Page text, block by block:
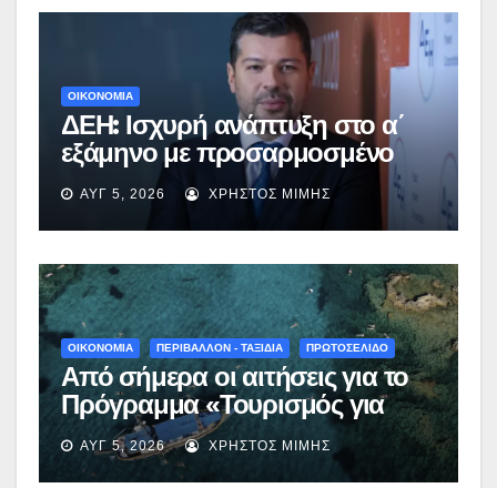
ΟΙΚΟΝΟΜΙΑ
ΔΕΗ: Ισχυρή ανάπτυξη στο α΄
εξάμηνο με προσαρμοσμένο
EBITDA στα €1,2 δισ.
ΑΥΓ 5, 2026 ΧΡΉΣΤΟΣ ΜΊΜΗΣ
ΟΙΚΟΝΟΜΙΑ ΠΕΡΙΒΑΛΛΟΝ - ΤΑΞΙΔΙΑ ΠΡΩΤΟΣΕΛΙΔΟ
Από σήμερα οι αιτήσεις για το
Πρόγραμμα «Τουρισμός για
Όλους 2026-2027» – Πότε λήγει
η προσθεσμία
ΑΥΓ 5, 2026 ΧΡΉΣΤΟΣ ΜΊΜΗΣ